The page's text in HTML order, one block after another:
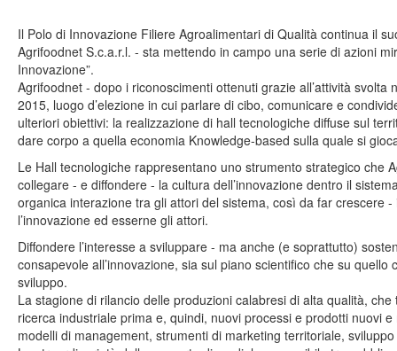
Il Polo di Innovazione Filiere Agroalimentari di Qualità continua il
Agrifoodnet S.c.a.r.l. - sta mettendo in campo una serie di azioni
Innovazione”.
Agrifoodnet - dopo i riconoscimenti ottenuti grazie all’attività svolta
2015, luogo d’elezione in cui parlare di cibo, comunicare e
ulteriori obiettivi: la realizzazione di hall tecnologiche diffuse sul
dare corpo a quella economia Knowledge-based sulla quale si
Le Hall tecnologiche rappresentano uno strumento strategico che
collegare - e diffondere - la cultura dell’innovazione dentro il
organica interazione tra gli attori del sistema, così da far crescere
l’innovazione ed esserne gli attori.
Diffondere l’interesse a sviluppare - ma anche (e soprattutto)
consapevole all’innovazione, sia sul piano scientifico che su
sviluppo.
La stagione di rilancio delle produzioni calabresi di alta qualità,
ricerca industriale prima e, quindi, nuovi processi e prodotti nuovi
modelli di management, strumenti di marketing territoriale,